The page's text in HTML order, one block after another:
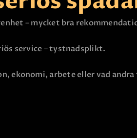
OSS
– mycket bra
service – tystnadsplikt.
ekonomi, arbete eller vad andra